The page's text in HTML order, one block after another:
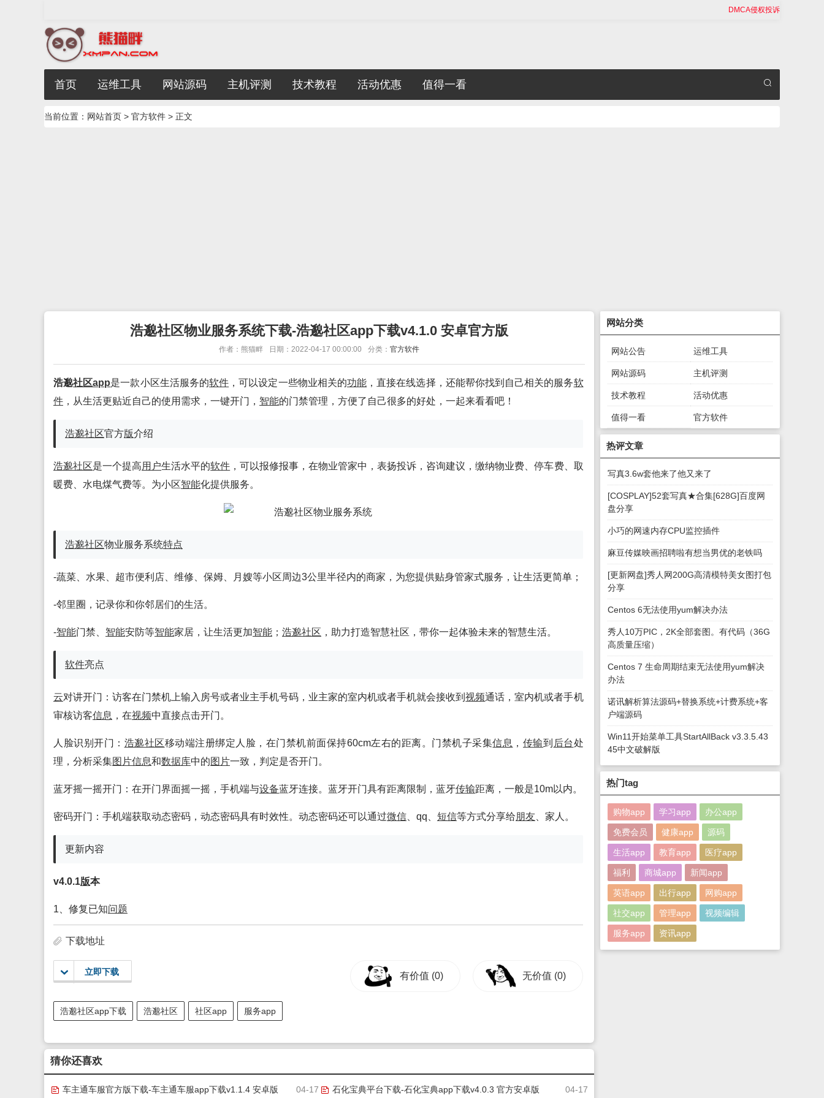
DMCA侵权投诉
首页 运维工具 网站源码 主机评测 技术教程 活动优惠 值得一看
当前位置： 网站首页 > 官方软件 > 正文
浩邈社区物业服务系统下载-浩邈社区app下载v4.1.0 安卓官方版
作者：熊猫畔 日期：2022-04-17 00:00:00 分类：官方软件
浩邈社区app是一款小区生活服务的软件 ，可以设定一些物业相关的功能 ，直接在线选择，还能帮你找到自己相关的服务软
件 ，从生活更贴近自己的使用需求，一键开门， 智能的门禁管理，方便了自己很多的好处，一起来看看吧！
浩邈社区官方版介绍
浩邈社区是一个提高用户生活水平的软件 ，可以报修报事，在物业管家中，表扬投诉，咨询建议，缴纳物业费、停车费、取
暖费、水电煤气费等。为小区智能化提供服务。
浩邈社区物业服务系统特点
-蔬菜、水果、超市便利店、维修、保姆、月嫂等小区周边3公里半径内的商家，为您提供贴身管家式服务，让生活更简单；
-邻里圈，记录你和你邻居们的生活。
-智能门禁、 智能安防等智能家居，让生活更加智能 ； 浩邈社区 ，助力打造智慧社区，带你一起体验未来的智慧生活。
软件亮点
云对讲开门：访客在门禁机上输入房号或者业主手机号码，业主家的室内机或者手机就会接收到视频通话，室内机或者手机
审核访客信息 ，在视频中直接点击开门。
人脸识别开门： 浩邈社区移动端注册绑定人脸，在门禁机前面保持60cm左右的距离。门禁机子采集信息 ， 传输到 后台处
理，分析采集图片信息和数据库中的图片一致，判定是否开门。
蓝牙摇一摇开门：在开门界面摇一摇，手机端与设备蓝牙连接。蓝牙开门具有距离限制，蓝牙传输距离，一般是10m以内。
密码开门：手机端获取动态密码，动态密码具有时效性。动态密码还可以通过微信 、qq、 短信等方式分享给朋友 、家人。
更新内容
v4.0.1版本
1、修复已知问题
下载地址
立即下载 有价值 (0) 无价值 (0)
浩邈社区app下载 浩邈社区 社区app 服务app
猜你还喜欢
04-17
车主通车服官方版下载-车主通车服app下载v1.1.4 安卓版 04-17
石化宝典平台下载-石化宝典app下载v4.0.3 官方安卓版
网站分类
网站公告 运维工具
网站源码 主机评测
技术教程 活动优惠
值得一看
绿色软件
官方软件
热评文章
写真3.6w套他来了他又来了
[COSPLAY]52套写真★合集[628G]百度网
盘分享
小巧的网速内存CPU监控插件
麻豆传媒映画招聘啦有想当男优的老铁吗
[更新网盘]秀人网200G高清模特美女图打包
分享
Centos 6无法使用yum解决办法
秀人10万PIC，2K全部套图。有代码（36G
高质量压缩）
Centos 7 生命周期结束无法使用yum解决
办法
诺讯解析算法源码+替换系统+计费系统+客
户端源码
Win11开始菜单工具StartAllBack v3.3.5.43
45中文破解版
热门tag
购物app 学习app 办公app
免费会员 健康app 源码
生活app 教育app 医疗app
福利 商城app 新闻app
英语app 出行app 网购app
社交app 管理app 视频编辑
服务app 资讯app